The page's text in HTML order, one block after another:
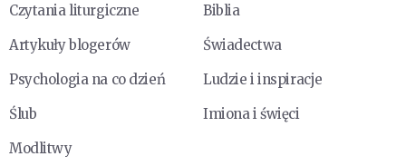
Czytania liturgiczne
Biblia
Artykuły blogerów
Świadectwa
Psychologia na co dzień
Ludzie i inspiracje
Ślub
Imiona i święci
Modlitwy